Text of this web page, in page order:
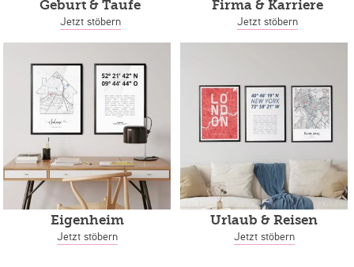
Geburt & Taufe
Jetzt stöbern
Firma & Karriere
Jetzt stöbern
Eigenheim
Jetzt stöbern
Urlaub & Reisen
Jetzt stöbern